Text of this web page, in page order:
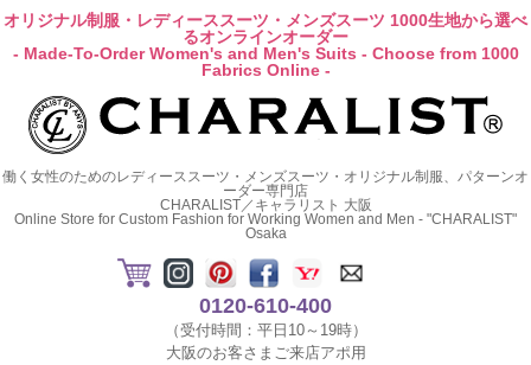
オリジナル制服・レディーススーツ・メンズスーツ 1000生地から選べ
るオンラインオーダー
- Made-To-Order Women's and Men's Suits - Choose from 1000
Fabrics Online -
働く女性のためのレディーススーツ・メンズスーツ・オリジナル制服、パターンオ
ーダー専門店
CHARALIST／キャラリスト 大阪
Online Store for Custom Fashion for Working Women and Men - "CHARALIST"
Osaka
0120-610-400
（受付時間：平日10～19時）
大阪のお客さまご来店アポ用